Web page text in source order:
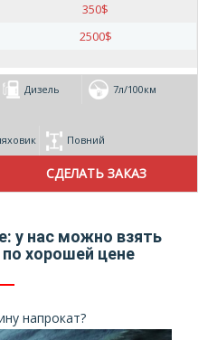
350$
2500$
Дизель 7л/100км
Повний
у нас можно взять
хорошей цене
напрокат?